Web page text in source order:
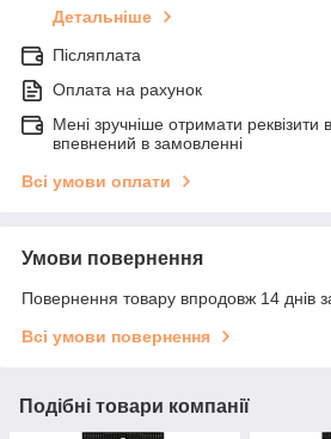
Детальніше
Післяплата
Оплата на рахунок
Мені зручніше отримати реквізити
впевнений в замовленні
Всі умови оплати
Умови повернення
Повернення товару впродовж 14 днів
Всі умови повернення
Подібні товари компанії